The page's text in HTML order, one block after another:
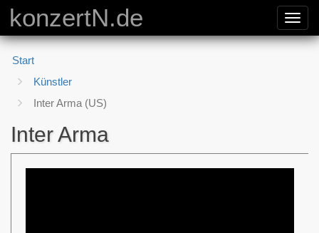
konzertN.de
Start
Künstler
Inter Arma (US)
Inter Arma